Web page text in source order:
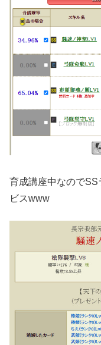
育成講座中なので
ビスwww